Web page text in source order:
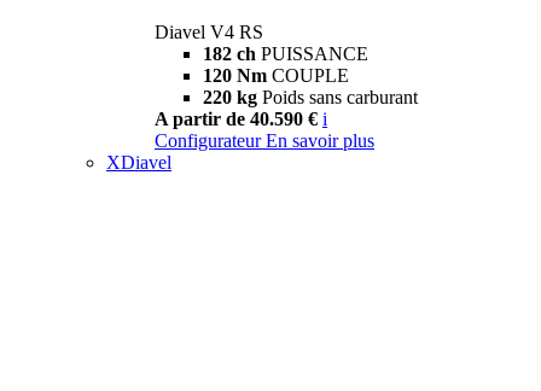
Diavel V4 RS
182 ch PUISSANCE
120 Nm COUPLE
220 kg Poids sans carburant
A partir de 40.590 € i
Configurateur En savoir plus
XDiavel